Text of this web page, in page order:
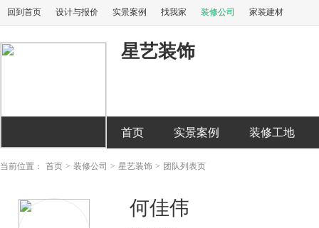
回到首页 设计与报价 实景案例 找我家 装修公司 家装建材
星艺装饰
首页 实景案例 装修工地
当前位置： 首页 > 装修公司 > 星艺装饰 > 团队列表页
何佳伟